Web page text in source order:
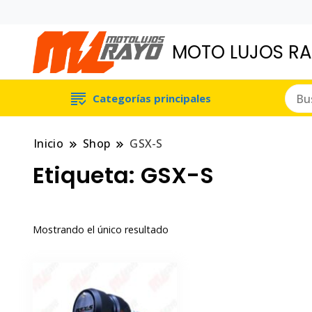
MOTO LUJOS
Categorías principales
Inicio Shop GSX-S
Etiqueta: GSX-S
Mostrando el único resultado